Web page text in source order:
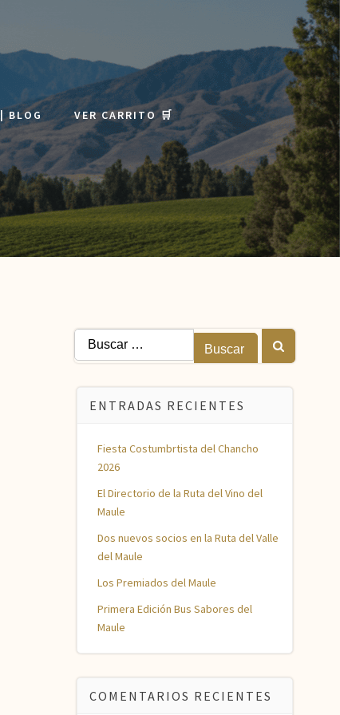
| BLOG VER CARRITO 🛒
Buscar:
ENTRADAS RECIENTES
Fiesta Costumbrtista del Chancho
2026
El Directorio de la Ruta del Vino del
Maule
Dos nuevos socios en la Ruta del Valle
del Maule
Los Premiados del Maule
Primera Edición Bus Sabores del
Maule
COMENTARIOS RECIENTES